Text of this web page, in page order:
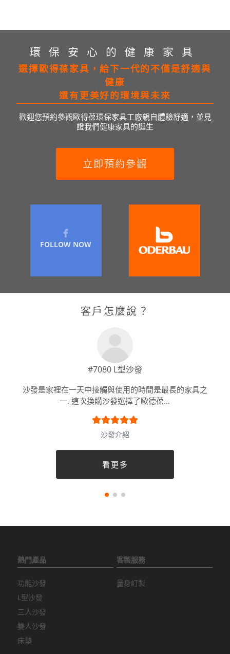
環保安心的健康家具
選擇歐得葆家具，給下一代的不僅是舒適與
健康
還有更美好的環境與未來
歡迎您預約參觀歐得葆環保家具工廠親自體驗舒適，並見
證我們健康家具的誕生
立即預約參觀
FOLLOW NOW
客戶怎麼說？
#7080 L型沙發
沙發是家裡在一天中接觸與使用的時間是最長的家具之
一. 這次換購沙發選擇了歐德葆...
沙發介紹
看更多
熱門產品
功能沙發
L型沙發
三人沙發
雙人沙發
床墊
客製服務
量身訂製